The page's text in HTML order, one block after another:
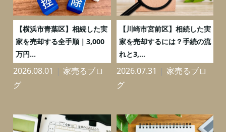
【横浜市青葉区】相続した実
家を売却する全手順｜3,000
万円...
2026.08.01
家売るブロ
グ
【川崎市宮前区】相続した実
家を売却するには？手続の流
れと3,...
2026.07.31
家売るブロ
グ